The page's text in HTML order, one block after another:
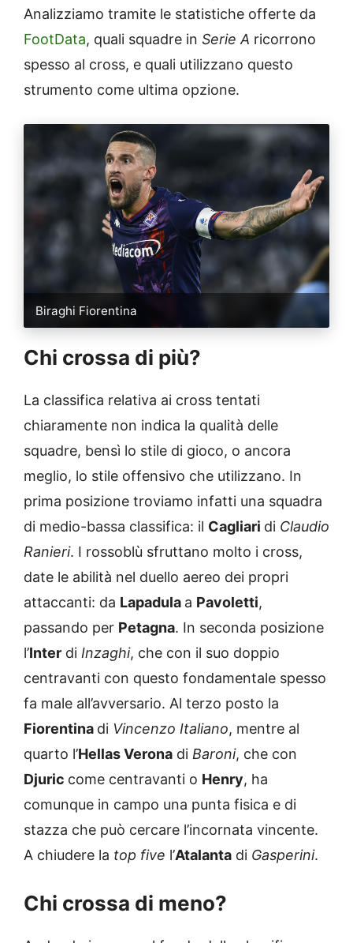
Analizziamo tramite le statistiche offerte da
FootData, quali squadre in Serie A ricorrono
spesso al cross, e quali utilizzano questo
strumento come ultima opzione.
Biraghi Fiorentina
Chi crossa di più?
La classifica relativa ai cross tentati
chiaramente non indica la qualità delle
squadre, bensì lo stile di gioco, o ancora
meglio, lo stile offensivo che utilizzano. In
prima posizione troviamo infatti una squadra
di medio-bassa classifica: il Cagliari di Claudio
Ranieri. I rossoblù sfruttano molto i cross,
date le abilità nel duello aereo dei propri
attaccanti: da Lapadula a Pavoletti,
passando per Petagna. In seconda posizione
l’Inter di Inzaghi, che con il suo doppio
centravanti con questo fondamentale spesso
fa male all’avversario. Al terzo posto la
Fiorentina di Vincenzo Italiano, mentre al
quarto l’Hellas Verona di Baroni, che con
Djuric come centravanti o Henry, ha
comunque in campo una punta fisica e di
stazza che può cercare l’incornata vincente.
A chiudere la top five l’Atalanta di Gasperini.
Chi crossa di meno?